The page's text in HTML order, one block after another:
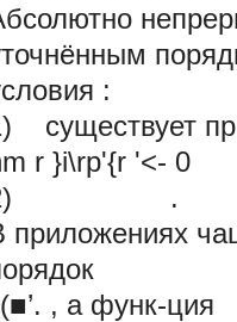
:
существует
r }i\rp'{r '<- 0
.
приложениях
, а функ-ция